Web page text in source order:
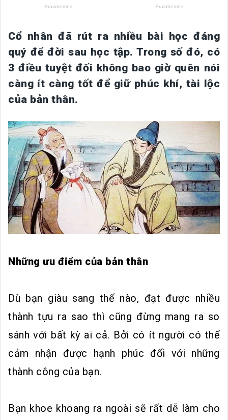
Cổ nhân đã rút ra nhiều bài học đáng
quý để đời sau học tập. Trong số đó, có
3 điều tuyệt đối không bao giờ quên nói
càng ít càng tốt để giữ phúc khí, tài lộc
của bản thân.
Những ưu điểm của bản thân
Dù bạn giàu sang thế nào, đạt được nhiều
thành tựu ra sao thì cũng đừng mang ra so
sánh với bất kỳ ai cả. Bởi có ít người có thể
cảm nhận được hạnh phúc đối với những
thành công của bạn.
Bạn khoe khoang ra ngoài sẽ rất dễ làm cho